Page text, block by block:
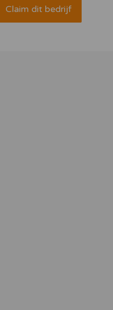
Claim dit bedrijf